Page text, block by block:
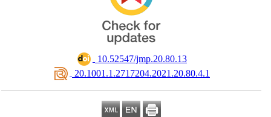
‎ 10.52547/jmp.20.80.13
‎ 20.1001.1.2717204.2021.20.80.4.1